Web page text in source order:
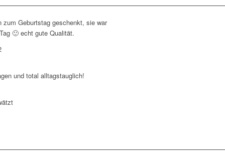
zum Geburtstag geschenkt, sie war
🙂 echt gute Qualität.
und total alltagstauglich!